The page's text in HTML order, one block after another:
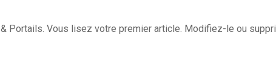
Portails. Vous lisez votre premier article. Modifiez-le ou